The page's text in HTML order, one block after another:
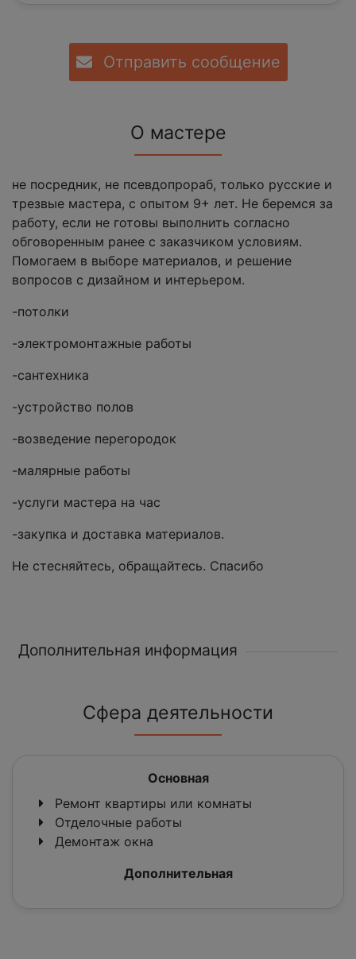
Отправить сообщение
О мастере
не посредник, не псевдопрораб, только русские и
трезвые мастера, с опытом 9+ лет. Не беремся за
работу, если не готовы выполнить согласно
обговоренным ранее с заказчиком условиям.
Помогаем в выборе материалов, и решение
вопросов с дизайном и интерьером.
-потолки
-электромонтажные работы
-сантехника
-устройство полов
-возведение перегородок
-малярные работы
-услуги мастера на час
-закупка и доставка материалов.
Не стесняйтесь, обращайтесь. Спасибо
Дополнительная информация
Сфера деятельности
Основная
Ремонт квартиры или комнаты
Отделочные работы
Демонтаж окна
Дополнительная